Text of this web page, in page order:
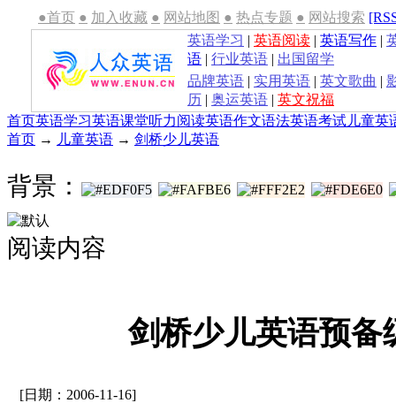
●首页 ● 加入收藏 ● 网站地图 ● 热点专题 ● 网站搜索
英语学习 | 英语阅读 | 英语写作 |
语 | 行业英语 | 出国留学
品牌英语 | 实用英语 | 英文歌曲 |
历 | 奥运英语 | 英文祝福
首页英语学习英语课堂听力阅读英语作文语法英语考试 儿童英
首页 → 儿童英语 → 剑桥少儿英语
背景：
阅读内容
剑桥少儿英语预备
[日期：2006-11-16]